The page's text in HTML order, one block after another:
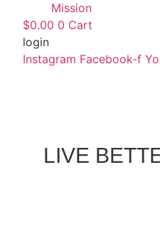
Mission
$0.00 0 Cart
login
Instagram Facebook-f
LIVE